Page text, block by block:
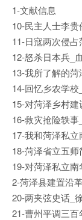
1-文献信息
10-民主人士李
11-日寇两次侵
12-怒杀日本兵_
13-我所了解的
14-回忆乡农学
15-对菏泽乡村
16-救灾抢险轶事
17-我和菏泽私
18-菏泽省立五
19-对菏泽私立
2-菏泽县建置沿
20-两夹弦史话_
21-曹州平调三